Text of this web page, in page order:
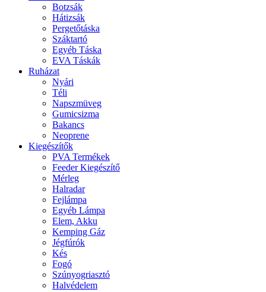
Botzsák
Hátizsák
Pergetőtáska
Száktartó
Egyéb Táska
EVA Táskák
Ruházat
Nyári
Téli
Napszmüveg
Gumicsizma
Bakancs
Neoprene
Kiegészítők
PVA Termékek
Feeder Kiegészítő
Mérleg
Halradar
Fejlámpa
Egyéb Lámpa
Elem, Akku
Kemping Gáz
Jégfúrók
Kés
Fogó
Szúnyogriasztó
Halvédelem